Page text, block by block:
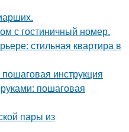
с гостиничный номер.
стильная квартира в
инструкция
пошаговая
пары из